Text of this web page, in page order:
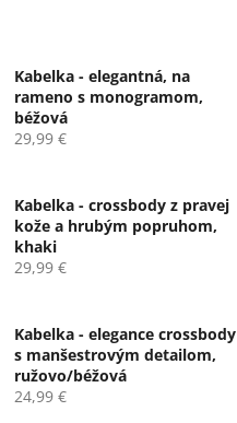
Kabelka - elegantná, na
rameno s monogramom,
béžová
29,99 €
Kabelka - crossbody z pravej
kože a hrubým popruhom,
khaki
29,99 €
Kabelka - elegance crossbody
s manšestrovým detailom,
ružovo/béžová
24,99 €